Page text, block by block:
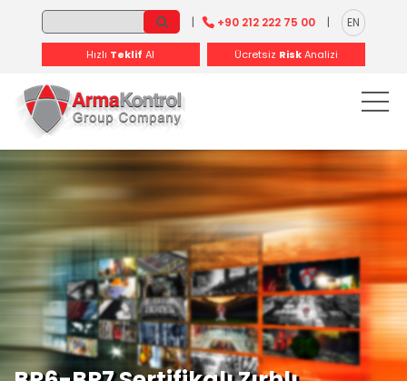
-- -
| +90 212 222 75 00 | EN
Hızlı Teklif Al Ücretsiz RiskAnalizi